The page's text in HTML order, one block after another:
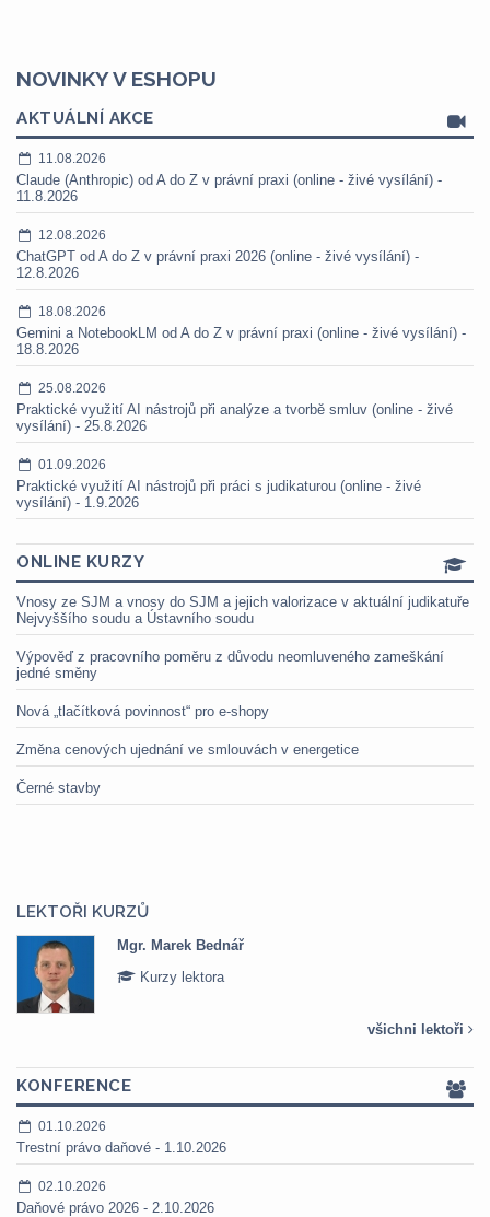
NOVINKY V ESHOPU
AKTUÁLNÍ AKCE
11.08.2026
Claude (Anthropic) od A do Z v právní praxi (online - živé vysílání) -
11.8.2026
12.08.2026
ChatGPT od A do Z v právní praxi 2026 (online - živé vysílání) -
12.8.2026
18.08.2026
Gemini a NotebookLM od A do Z v právní praxi (online - živé vysílání) -
18.8.2026
25.08.2026
Praktické využití AI nástrojů při analýze a tvorbě smluv (online - živé
vysílání) - 25.8.2026
01.09.2026
Praktické využití AI nástrojů při práci s judikaturou (online - živé
vysílání) - 1.9.2026
ONLINE KURZY
Vnosy ze SJM a vnosy do SJM a jejich valorizace v aktuální judikatuře
Nejvyššího soudu a Ústavního soudu
Výpověď z pracovního poměru z důvodu neomluveného zameškání
jedné směny
Nová „tlačítková povinnost“ pro e-shopy
Změna cenových ujednání ve smlouvách v energetice
Černé stavby
LEKTOŘI KURZŮ
Marek Bednář
Kurzy lektora
všichni lektoři
KONFERENCE
01.10.2026
Trestní právo daňové - 1.10.2026
02.10.2026
Daňové právo 2026 - 2.10.2026